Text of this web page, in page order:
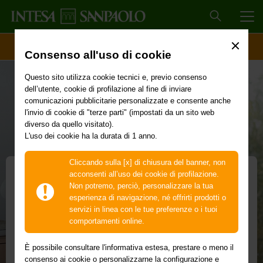
Consenso all'uso di cookie
Questo sito utilizza cookie tecnici e, previo consenso
dell’utente, cookie di profilazione al fine di inviare
comunicazioni pubblicitarie personalizzate e consente anche
l'invio di cookie di "terze parti" (impostati da un sito web
diverso da quello visitato).
L'uso dei cookie ha la durata di 1 anno.
Cliccando sulla [x] di chiusura del banner, non
acconsenti all’uso dei cookie di profilazione.
Non potremo, perciò, personalizzare la tua
esperienza di navigazione, né offrirti prodotti o
servizi in linea con le tue preferenze o i tuoi
comportamenti online.
È possibile consultare l'informativa estesa, prestare o meno il
consenso ai cookie o personalizzarne la configurazione e
Piattaforma ESG
Piattaforma ESGpuoi
la tua azienda
imprese clienti della Banca e acquisire una